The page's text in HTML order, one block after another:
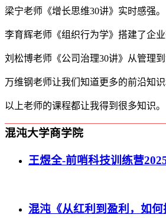
梁宁老师《增长思维30讲》实时感强。
李育辉老师《组织行为学》搭建了企业
刘松博老师《公司治理30讲》从管理
万维钢老师让我们知道更多的前沿知识
以上老师的课程都让我得到很多知识。
混沌大学商学院
王煜全-前哨科技训练营
混沌《从红利到盈利，如